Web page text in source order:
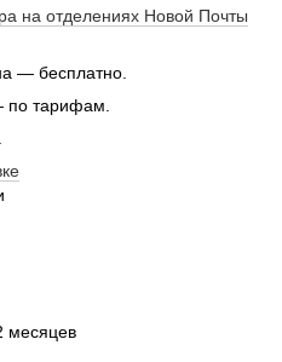
на отделениях Новой Почты
— бесплатно.
по тарифам.
месяцев